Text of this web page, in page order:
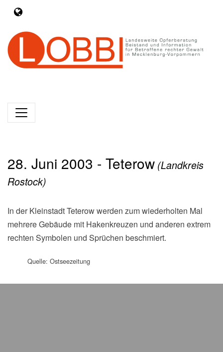
28. Juni 2003 - Teterow (Landkreis
Rostock)
In der Kleinstadt Teterow werden zum wiederholten Mal
mehrere Gebäude mit Hakenkreuzen und anderen extrem
rechten Symbolen und Sprüchen beschmiert.
Quelle: Ostseezeitung